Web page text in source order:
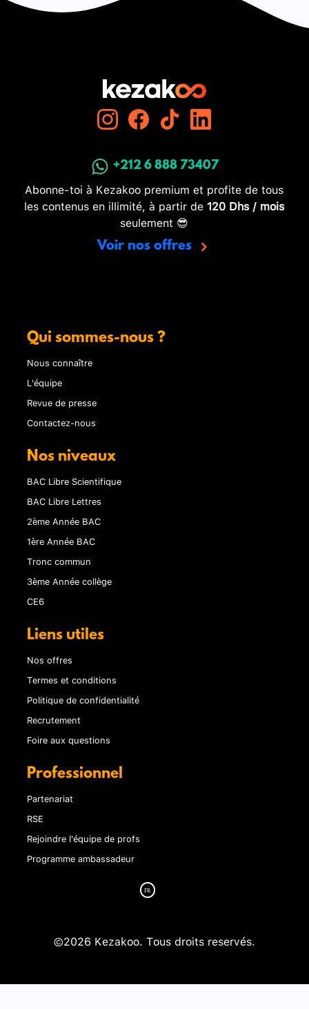
+212 6 888 73407
Abonne-toi à Kezakoo premium et profite de tous
les contenus en illimité, à partir de 120 Dhs / mois
seulement 😎
Voir nos offres
Qui sommes-nous ?
Nous connaître
L'équipe
Revue de presse
Contactez-nous
Nos niveaux
BAC Libre Scientifique
BAC Libre Lettres
2ème Année BAC
1ère Année BAC
Tronc commun
3ème Année collège
CE6
Liens utiles
Nos offres
Termes et conditions
Politique de confidentialité
Recrutement
Foire aux questions
Professionnel
Partenariat
RSE
Rejoindre l'équipe de profs
Programme ambassadeur
©2026 Kezakoo. Tous droits reservés.